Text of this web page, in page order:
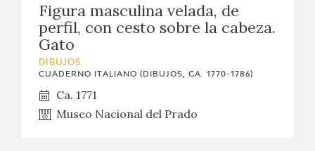
Figura masculina velada, de
perfil, con cesto sobre la cabeza.
Gato
DIBUJOS
CUADERNO ITALIANO (DIBUJOS, CA. 1770-1786)
Ca. 1771
Museo Nacional del Prado